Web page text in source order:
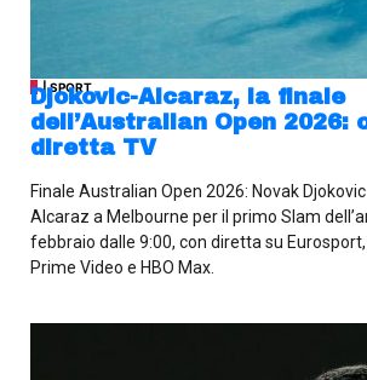
| SPORT
Djokovic-Alcaraz, la finale
dell’Australian Open 2026:
diretta TV
Finale Australian Open 2026: Novak
Alcaraz a Melbourne per il primo Slam
febbraio dalle 9:00, con diretta su
Prime Video e HBO Max.